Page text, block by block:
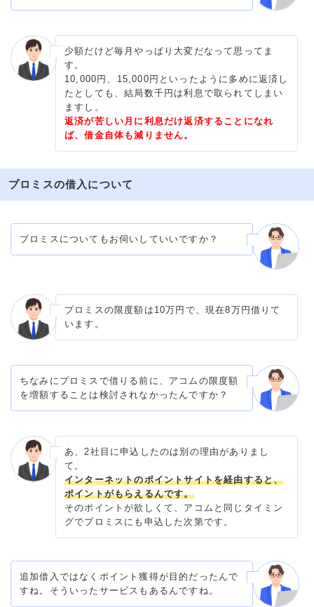
少額だけど毎月やっぱり大変だなって思ってま
す。
10,000円、15,000円といったように多めに返済し
たとしても、結局数千円は利息で取られてしまい
ますし。
返済が苦しい月に利息だけ返済することになれ
ば、借金自体も減りません。
プロミスの借入について
プロミスについてもお伺いしていいですか？
プロミスの限度額は10万円で、現在8万円借りて
います。
ちなみにプロミスで借りる前に、アコムの限度額
を増額することは検討されなかったんですか？
あ、2社目に申込したのは別の理由がありまし
て。
インターネットのポイントサイトを経由すると、
ポイントがもらえるんです。
そのポイントが欲しくて、アコムと同じタイミン
グでプロミスにも申込した次第です。
追加借入ではなくポイント獲得が目的だったんで
すね。そういったサービスもあるんですね。